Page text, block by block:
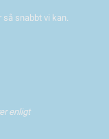
så snabbt vi kan.
enligt